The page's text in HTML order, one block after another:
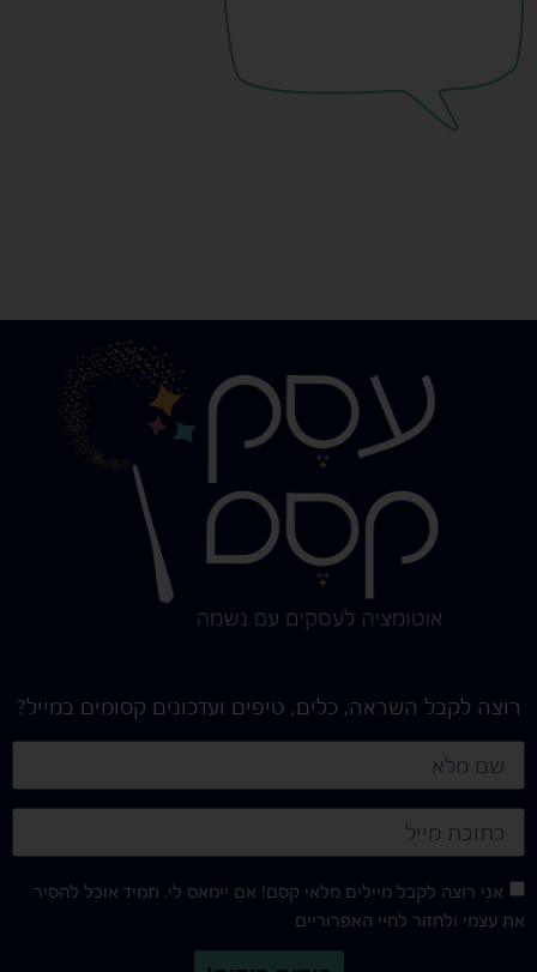
רוצה לקבל השראה, כלים, טיפים ועדכונים קסומים במייל?
אני רוצה לקבל מיילים מלאי קסם! אם יימאס לי, תמיד אוכל להסיר
את עצמי ולחזור לחיי האפרוריים